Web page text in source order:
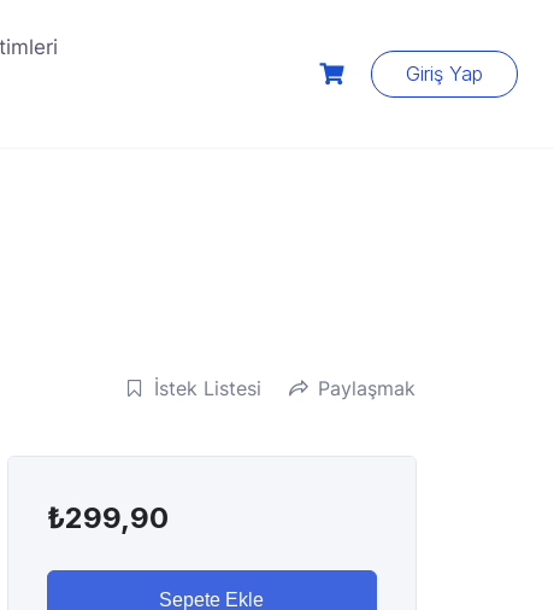
Giriş Yap
İstek Listesi Paylaşmak
₺299,90
Sepete Ekle